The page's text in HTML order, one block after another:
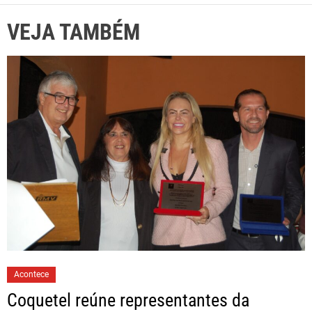
VEJA TAMBÉM
Acontece
Coquetel reúne representantes da